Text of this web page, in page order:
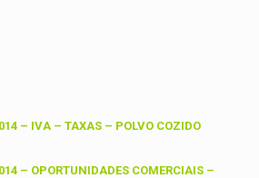
– IVA – TAXAS – POLVO COZIDO
– OPORTUNIDADES COMERCIAIS –